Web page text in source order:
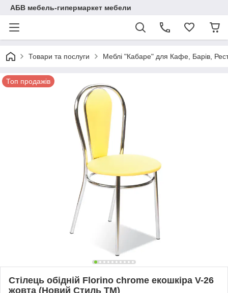
АБВ мебель-гипермаркет мебели
Товари та послуги Меблі "Кабаре" для Кафе, Барів,
Топ продажів
Стілець обідній Florino chrome екошкіра V-26
жовта (Новий Стиль ТМ)